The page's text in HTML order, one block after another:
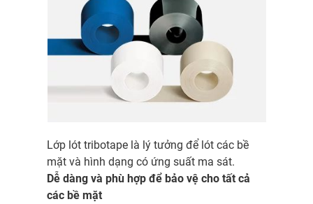
Lớp lót tribotape là lý tưởng để lót các bề
mặt và hình dạng có ứng suất ma sát.
Dễ dàng và phù hợp để bảo vệ cho tất cả
các bề mặt